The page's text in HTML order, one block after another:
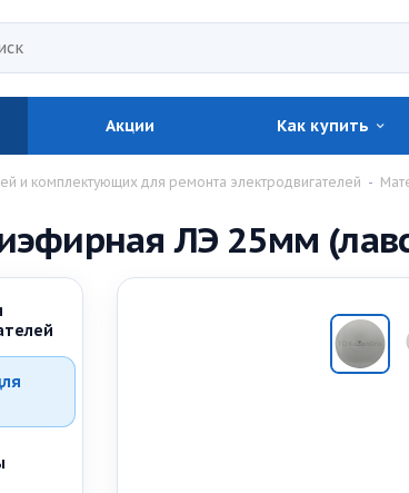
Акции Как купить
и комплектующих для ремонта электродвигателей -
ЛЭ 25мм